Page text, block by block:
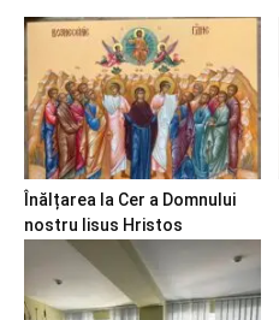
Înălțarea la Cer a Domnului
nostru Iisus Hristos